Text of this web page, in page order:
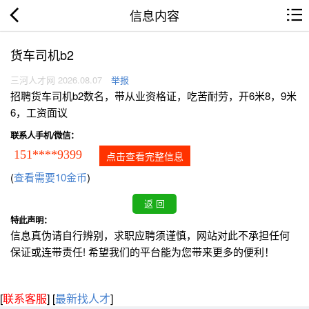
信息内容
货车司机b2
三河人才网 2026.08.07 举报
招聘货车司机b2数名，带从业资格证，吃苦耐劳，开6米8，9米
6，工资面议
联系人手机/微信：
151****9399 点击查看完整信息
(查看需要10金币)
特此声明：
信息真伪请自行辨别，求职应聘须谨慎，网站对此不承担任何
保证或连带责任! 希望我们的平台能为您带来更多的便利！
[联系客服] [最新找人才]